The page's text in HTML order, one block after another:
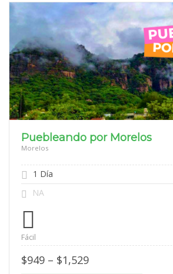
Puebleando por Morelos
Morelos
1 Día
NA
Fácil
$949 – $1,529Price